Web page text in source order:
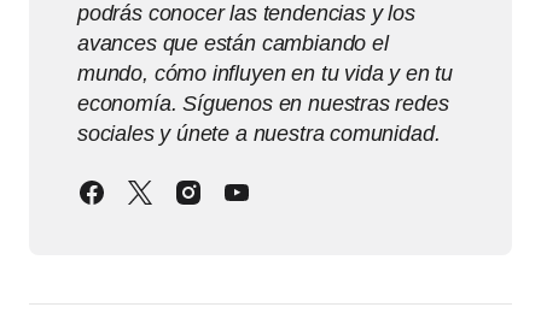
podrás conocer las tendencias y los
avances que están cambiando el
mundo, cómo influyen en tu vida y en tu
economía. Síguenos en nuestras redes
sociales y únete a nuestra comunidad.